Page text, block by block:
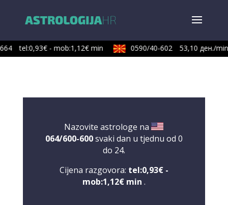
tel:0,93€ - mob:1,12€ min 0590/40-602 53,10 ден./min
Nazovite astrologe na
064/600-600svaki dan u tjednu od 0
do 24.
Cijena razgovora: tel:0,93€ -
mob:1,12€ min .